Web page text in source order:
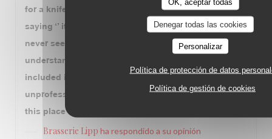
Denegar todas las cookies
Personalizar
Política de protección de datos
Política de gestión de cookies
for a knife for meat, he had to ‘’ educate’’ my friend by
saying ‘’ it was a fish knife, you seem like you’ve
never seen it before with a sarcastic laughter ‘’. I
understand in France, nicety probably is not
included in the service. But this is purely
unprofessionalism. Will never visit nor recommend
this place to others.
Brasserie Lipp ha respondido a su opinión